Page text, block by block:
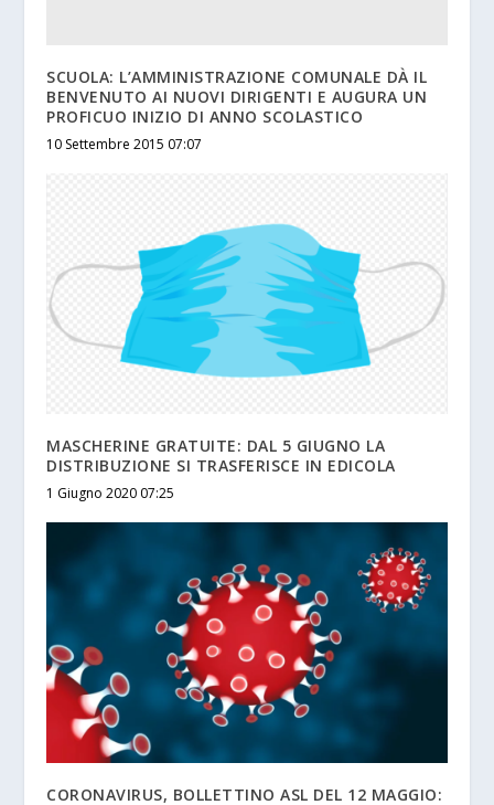
SCUOLA: L’AMMINISTRAZIONE COMUNALE DÀ IL
BENVENUTO AI NUOVI DIRIGENTI E AUGURA UN
PROFICUO INIZIO DI ANNO SCOLASTICO
10 Settembre 2015 07:07
MASCHERINE GRATUITE: DAL 5 GIUGNO LA
DISTRIBUZIONE SI TRASFERISCE IN EDICOLA
1 Giugno 2020 07:25
CORONAVIRUS, BOLLETTINO ASL DEL 12 MAGGIO: